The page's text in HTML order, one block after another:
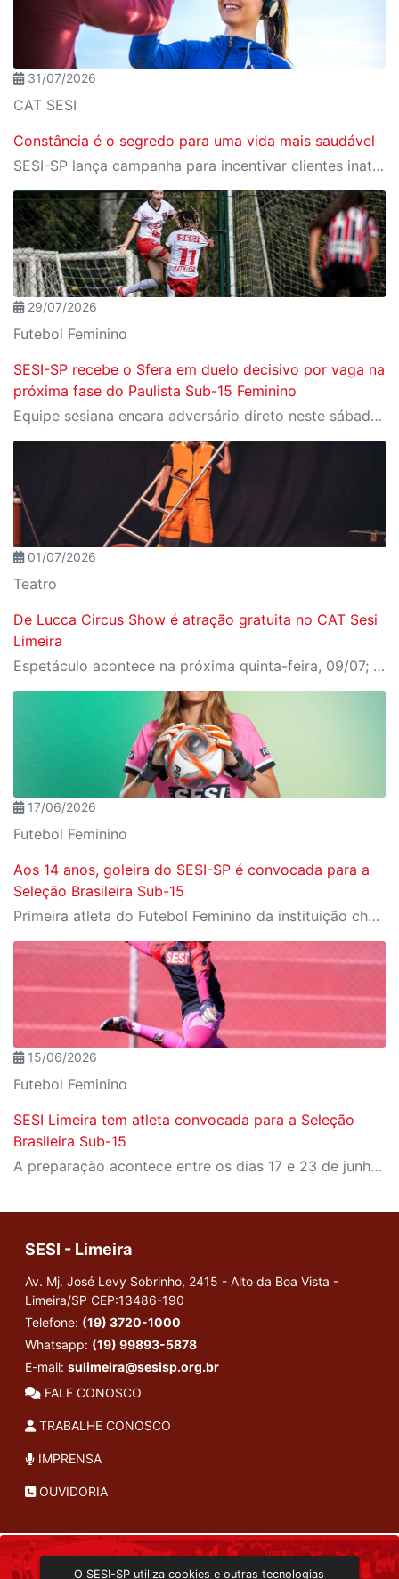
31/07/2026
CAT SESI
Constância é o segredo para uma vida mais saudável
SESI-SP lança campanha para incentivar clientes inativos a retomarem a prática de atividades físicas, esporte e lazer com benefícios exclusivos
29/07/2026
Futebol Feminino
SESI-SP recebe o Sfera em duelo decisivo por vaga na
próxima fase do Paulista Sub-15 Feminino
Equipe sesiana encara adversário direto neste sábado (1º), em Rio Claro, pela penúltima rodada da fase de grupos
01/07/2026
Teatro
De Lucca Circus Show é atração gratuita no CAT Sesi
Limeira
Espetáculo acontece na próxima quinta-feira, 09/07; ingressos já estão disponíveis
17/06/2026
Futebol Feminino
Aos 14 anos, goleira do SESI-SP é convocada para a
Seleção Brasileira Sub-15
Primeira atleta do Futebol Feminino da instituição chamada para a equipe nacional de base, Cat alcança um marco inédito para a modalidade
15/06/2026
Futebol Feminino
SESI Limeira tem atleta convocada para a Seleção
Brasileira Sub-15
A preparação acontece entre os dias 17 e 23 de junho de 2026
SESI - Limeira
Av. Mj. José Levy Sobrinho, 2415 - Alto da Boa Vista -
Limeira/SP CEP:13486-190
Telefone: (19) 3720-1000
Whatsapp: (19) 99893-5878
E-mail: sulimeira@sesisp.org.br
FALE CONOSCO
TRABALHE CONOSCO
IMPRENSA
OUVIDORIA
O SESI-SP utiliza cookies e outras tecnologias